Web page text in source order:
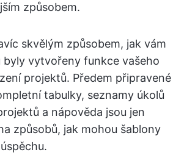
způsobem.
skvělým způsobem, jak vám
byly vytvořeny funkce vašeho
projektů. Předem připravené
tabulky, seznamy úkolů
a nápověda jsou jen
způsobů, jak mohou šablony